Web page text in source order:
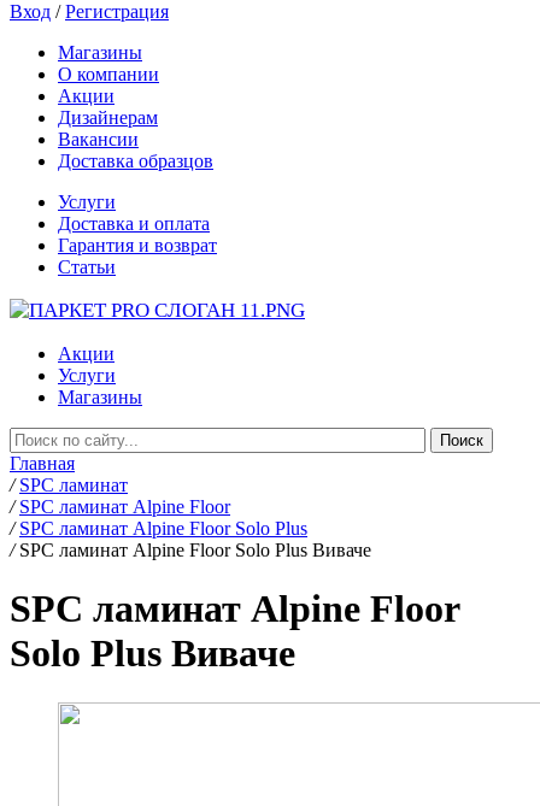
Вход /Регистрация
Магазины
О компании
Акции
Дизайнерам
Вакансии
Доставка образцов
Услуги
Доставка и оплата
Гарантия и возврат
Статьи
Акции
Услуги
Магазины
Главная
/ SPC ламинат
/ SPC ламинат Alpine Floor
/ SPC ламинат Alpine Floor Solo Plus
/ SPC ламинат Alpine Floor Solo Plus Виваче
SPC ламинат Alpine Floor
Solo Plus Виваче